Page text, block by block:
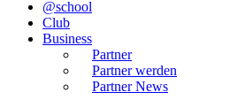
@school
Club
Business
Partner
Partner werden
Partner News